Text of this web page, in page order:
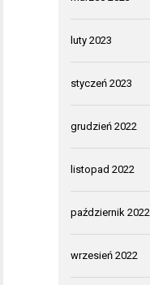
luty 2023
styczeń 2023
grudzień 2022
listopad 2022
październik 2022
wrzesień 2022